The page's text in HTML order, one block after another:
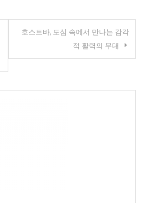
호스트바, 도심 속에서 만나는 감각
적 활력의 무대